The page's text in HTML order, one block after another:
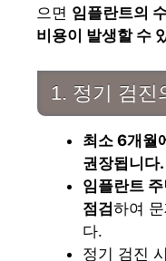
으면 임플란트의
비용이 발생할 수
1. 정기 검진
최소 6개월
권장됩니다.
임플란트
점검하여
다.
정기 검진 시